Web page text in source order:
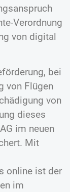
Verordnung
von digital
bei
von Flügen
von
dieses
im neuen
Mit
online ist der
im